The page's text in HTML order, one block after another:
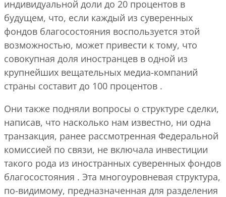
индивидуальной доли до 20 процентов в
будущем, что, если каждый из суверенных
фондов благосостояния воспользуется этой
возможностью, может привести к тому, что
совокупная доля иностранцев в одной из
крупнейших вещательных медиа-компаний
страны составит до 100 процентов .
Они также подняли вопросы о структуре сделки,
написав, что насколько нам известно, ни одна
транзакция, ранее рассмотренная Федеральной
комиссией по связи, не включала инвестиции
такого рода из иностранных суверенных фондов
благосостояния . Эта многоуровневая структура,
по-видимому, предназначенная для разделения